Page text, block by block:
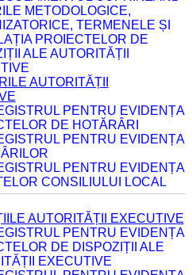
METODOLOGICE,
TERMENELE ȘI
PROIECTELOR DE
ALE AUTORITĂȚII
AUTORITĂȚII
PENTRU EVIDENȚA
DE HOTĂRÂRI
PENTRU EVIDENȚA
PENTRU EVIDENȚA
CONSILIULUI LOCAL
AUTORITĂȚII EXECUTIVE
PENTRU EVIDENȚA
DE DISPOZIȚII ALE
EXECUTIVE